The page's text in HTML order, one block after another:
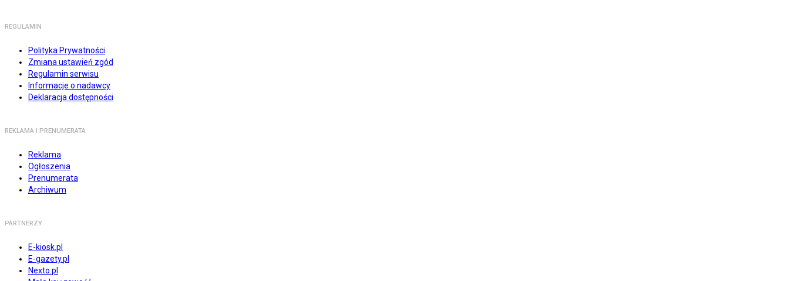
REGULAMIN
Polityka Prywatności
Zmiana ustawień zgód
Regulamin serwisu
Informacje o nadawcy
Deklaracja dostępności
REKLAMA I PRENUMERATA
Reklama
Ogłoszenia
Prenumerata
Archiwum
PARTNERZY
E-kiosk.pl
E-gazety.pl
Nexto.pl